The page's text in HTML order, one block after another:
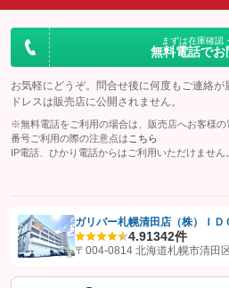
まずは在庫確認
無料電話でお
お気軽にどうぞ。問合せ後に何度もご連絡
ドレスは販売店に公開されません。
※無料電話をご利用の場合は、販売店へお客様
番号ご利用の際の注意点は こちら
IP電話、ひかり電話からはご利用いただけません。
【STEP1】認証画面でグーネットを友だち追
ガリバー札幌清田店（株）ＩＤ
4.91342件
〒004-0814 北海道札幌市清田